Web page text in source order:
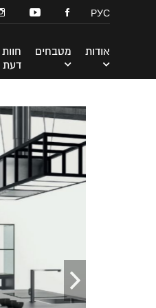
РУС
אודות מטבחים
חוות
דעת